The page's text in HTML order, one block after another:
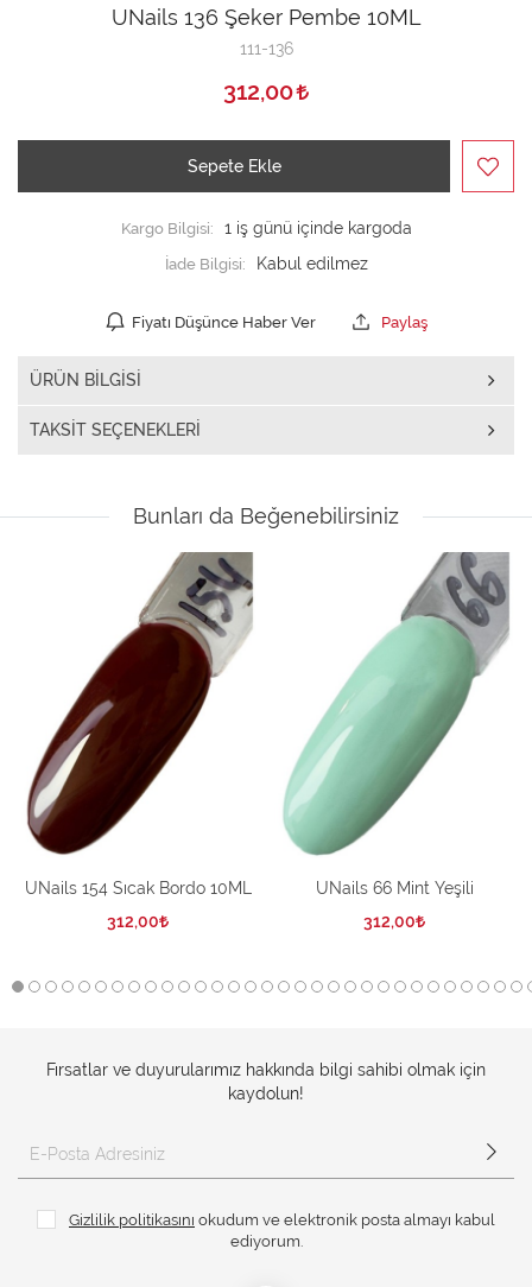
UNails 136 Şeker Pembe 10ML
111-136
312,00
Sepete Ekle
Kargo Bilgisi:
1 iş günü içinde kargoda
İade Bilgisi:
Fiyatı Düşünce Haber Ver Paylaş
ÜRÜN BILGISI
TAKSIT SEÇENEKLERI
Bunları da Beğenebilirsiniz
UNails 154 Sıcak Bordo 10ML
312,00
UNails 66 Mint Yeşili
312,00
Fırsatlar ve duyurularımız hakkında bilgi sahibi olmak için
kaydolun!
Gizlilik politikasını okudum ve elektronik posta almayı kabul
ediyorum.